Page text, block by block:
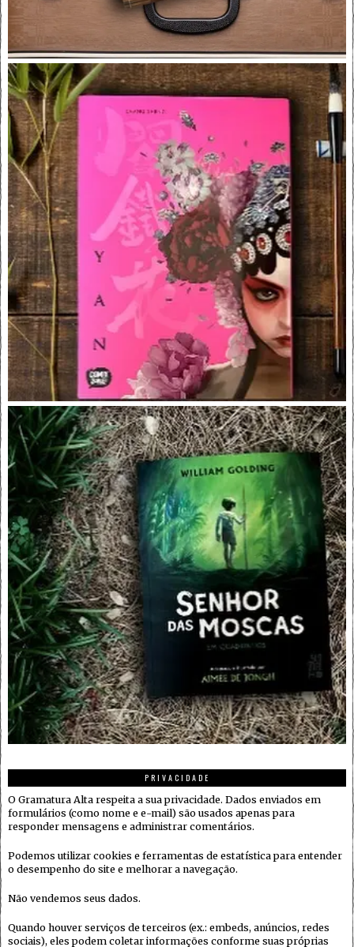
PRIVACIDADE
O Gramatura Alta respeita a sua privacidade. Dados enviados em
formulários (como nome e e-mail) são usados apenas para
responder mensagens e administrar comentários.
Podemos utilizar cookies e ferramentas de estatística para entender
o desempenho do site e melhorar a navegação.
Não vendemos seus dados.
Quando houver serviços de terceiros (ex.: embeds, anúncios, redes
sociais), eles podem coletar informações conforme suas próprias